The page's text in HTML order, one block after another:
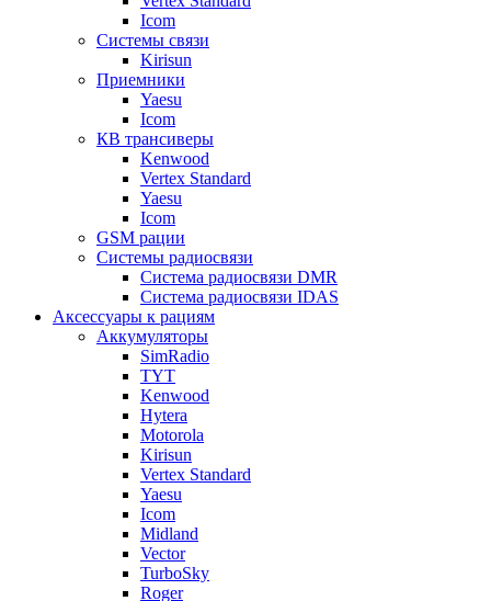
Icom
Системы связи
Kirisun
Приемники
Yaesu
Icom
КВ трансиверы
Kenwood
Vertex Standard
Yaesu
Icom
GSM рации
Системы радиосвязи
Система радиосвязи DMR
Система радиосвязи IDAS
Аксессуары к рациям
Аккумуляторы
SimRadio
TYT
Kenwood
Hytera
Motorola
Kirisun
Vertex Standard
Yaesu
Icom
Midland
Vector
TurboSky
Roger